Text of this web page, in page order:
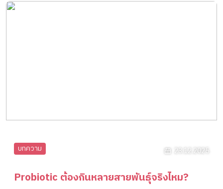
บทความ 23.12.2025
Probiotic ต้องกินหลายสายพันธุ์จริงไหม?